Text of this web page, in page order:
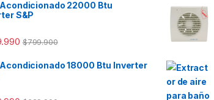
22000 Btu
S&P
$799.900
18000 Btu Inverter